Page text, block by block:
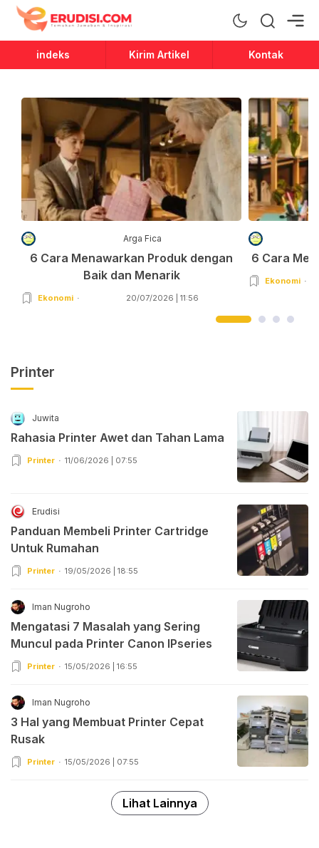
Erudisi
Temukan Jawaban dan Inspirasi
indeks Kirim Artikel Kontak
Arga Fica
6 Cara Menawarkan Produk dengan
Baik dan Menarik
Ekonomi 20/07/2026 | 11:56
6 Cara
Ekonomi
Printer
Juwita
Rahasia Printer Awet dan Tahan Lama
Printer 11/06/2026 | 07:55
Erudisi
Panduan Membeli Printer Cartridge
Untuk Rumahan
Printer 19/05/2026 | 18:55
Iman Nugroho
Mengatasi 7 Masalah yang Sering
Muncul pada Printer Canon IPseries
Printer 15/05/2026 | 16:55
Iman Nugroho
3 Hal yang Membuat Printer Cepat
Rusak
Printer 15/05/2026 | 07:55
Lihat Lainnya